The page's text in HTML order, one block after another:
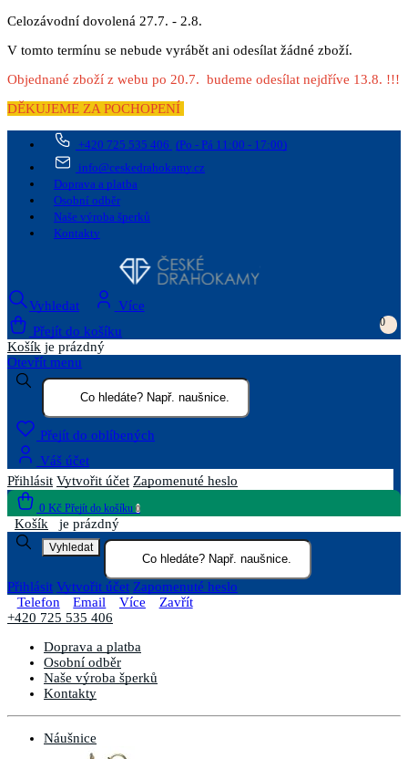
Celozávodní dovolená 27.7. - 2.8.
V tomto termínu se nebude vyrábět ani odesílat žádné zboží.
Objednané zboží z webu po 20.7. budeme odesílat nejdříve 13.8. !!!
DĚKUJEME ZA POCHOPENÍ
+420 725 535 406 (Po - Pá 11:00 - 17:00)
info@ceskedrahokamy.cz
Doprava a platba
Osobní odběr
Naše výroba šperků
Kontakty
Vyhledat
Více
Přejít do košíku
0
Košík je prázdný
Otevřít menu
Přejít do oblíbených
Váš účet
Přihlásit Vytvořit účet Zapomenuté heslo
0 Kč Přejít do košíku 0
Košík je prázdný
Vyhledat
Přihlásit Vytvořit účet Zapomenuté heslo
Telefon
Email Více
Zavřít
+420 725 535 406
Doprava a platba
Osobní odběr
Naše výroba šperků
Kontakty
Náušnice